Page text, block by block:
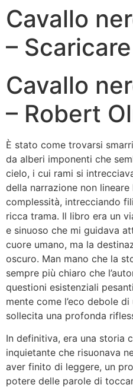
Cavallo
–
Cavallo
– Robert
È stato come trovarsi
da alberi imponenti che
cielo, i cui rami si
della narrazione non
complessità, intrecciando
ricca trama. Il libro era un
e sinuoso che mi guidava
cuore umano, ma la
oscuro. Man mano che la
sempre più chiaro che
questioni esistenziali
mente come l’eco debole
sollecita una profonda
In definitiva, era una storia
inquietante che risuonava
aver finito di leggere, un
potere delle parole di